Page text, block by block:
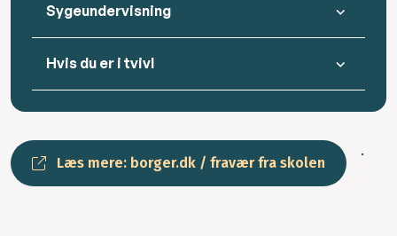
Sygeundervisning
Hvis du er i tvivl
Læs mere: borger.dk / fravær fra skolen
.